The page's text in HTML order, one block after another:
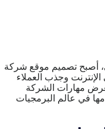
أصبح تصميم موقع شركة
الإنترنت وجذب العملاء
مهارات الشركة
في عالم البرمجيات